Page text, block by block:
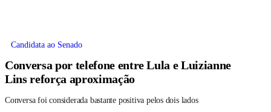
Candidata ao Senado
Conversa por telefone entre Lula e Luizianne
Lins reforça aproximação
Conversa foi considerada bastante positiva pelos dois lados